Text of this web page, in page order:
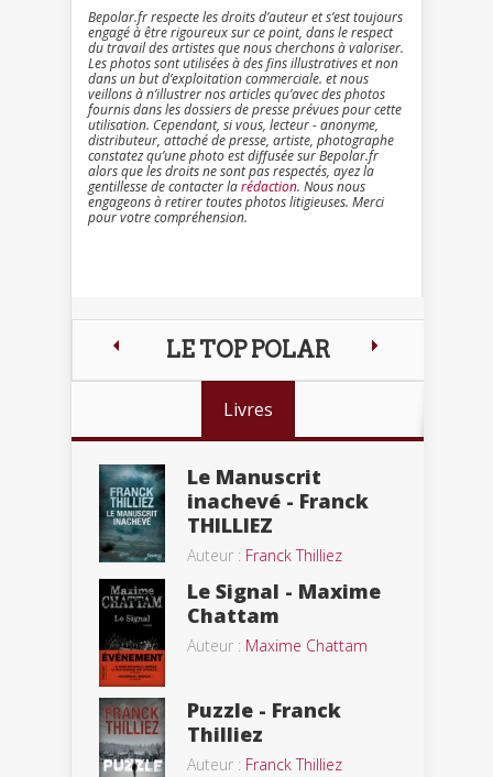
Bepolar.fr respecte les droits d’auteur et s’est toujours
engagé à être rigoureux sur ce point, dans le respect
du travail des artistes que nous cherchons à valoriser.
Les photos sont utilisées à des fins illustratives et non
dans un but d’exploitation commerciale. et nous
veillons à n’illustrer nos articles qu’avec des photos
fournis dans les dossiers de presse prévues pour cette
utilisation. Cependant, si vous, lecteur - anonyme,
distributeur, attaché de presse, artiste, photographe
constatez qu’une photo est diffusée sur Bepolar.fr
alors que les droits ne sont pas respectés, ayez la
gentillesse de contacter larédaction. Nous nous
engageons à retirer toutes photos litigieuses. Merci
pour votre compréhension.
LE TOP POLAR
Livres
Le Manuscrit
inachevé - Franck
THILLIEZ
Auteur : Franck Thilliez
Le Signal - Maxime
Chattam
Auteur : Maxime Chattam
Puzzle - Franck
Thilliez
Auteur : Franck Thilliez